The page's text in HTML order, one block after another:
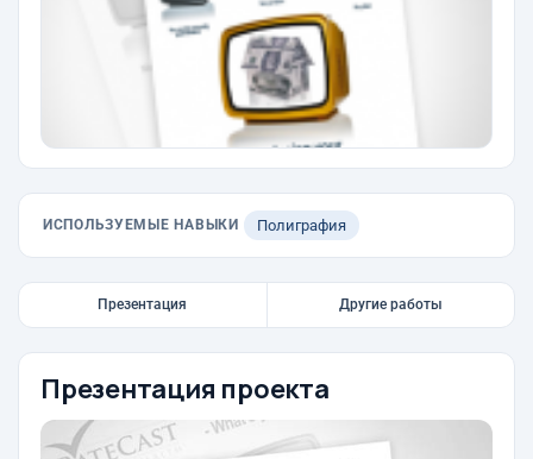
ИСПОЛЬЗУЕМЫЕ НАВЫКИ Полиграфия
Презентация Другие работы
Презентация проекта